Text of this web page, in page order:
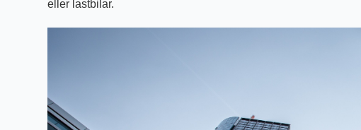
eller lastbilar.